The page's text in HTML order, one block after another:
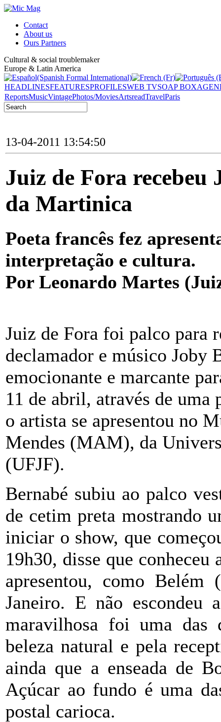
Contact
About us
Ours Partners
Cultural & social troublemaker
Europe & Latin America
HEADLINESFEATURESPROFILESWEB TVSOAP BOX
ReportsMusicVintagePhotos/MoviesArtsreadTravelParis
13-04-2011 13:54:50
Juiz de Fora recebeu
da Martinica
Poeta francês fez
interpretação e cultura.
Por Leonardo Martes
Juiz de Fora foi palco para
declamador e músico Joby
emocionante e marcante
11 de abril, através de uma
o artista se apresentou no
Mendes (MAM), da
(UFJF).
Bernabé subiu ao palco
de cetim preta mostrando
iniciar o show, que
19h30, disse que conheceu
apresentou, como
Janeiro. E não escondeu
maravilhosa foi uma das
beleza natural e pela
ainda que a enseada de
Açúcar ao fundo é uma
postal carioca.